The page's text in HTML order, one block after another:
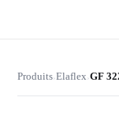
Produits›Elaflex›GF